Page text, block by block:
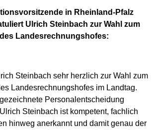
in Rheinland-Pfalz
Ulrich Steinbach zur Wahl zum
Landesrechnungshofes:
Steinbach sehr herzlich zur Wahl zum
Landesrechnungshofes im Landtag.
Personalentscheidung
Steinbach ist kompetent, fachlich
hinweg anerkannt und damit genau der